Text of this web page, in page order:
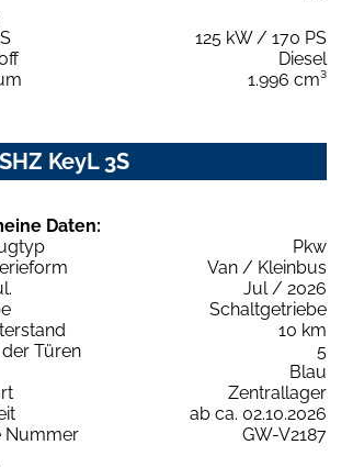
125 kW / 170 PS
Diesel
1.996 cm³
KeyL 3S
Daten:
Pkw
Van / Kleinbus
Jul / 2026
Schaltgetriebe
10 km
Türen
5
Blau
Zentrallager
ab ca. 02.10.2026
Nummer
GW-V2187